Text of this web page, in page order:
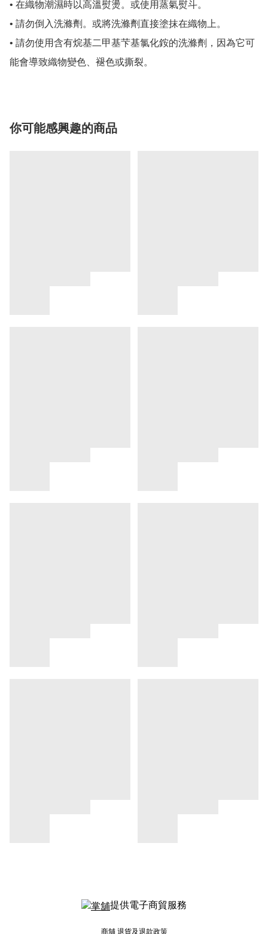
• 在織物潮濕時以高溫熨燙。或使用蒸氣熨斗。
• 請勿倒入洗滌劑。或將洗滌劑直接塗抹在織物上。
• 請勿使用含有烷基二甲基芐基氯化銨的洗滌劑，因為它可
能會導致織物變色、褪色或撕裂。
你可能感興趣的商品
提供電子商貿服務
商舖 退貨及退款政策